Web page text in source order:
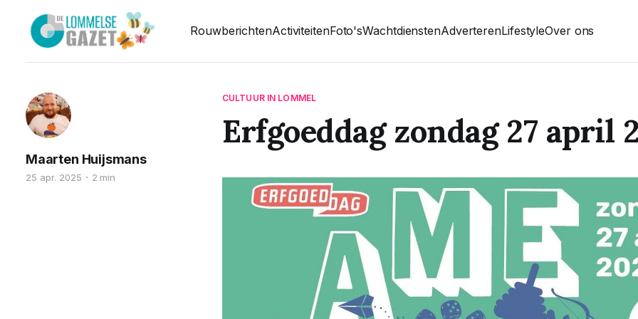
RouwberichtenActiviteitenFoto'sWachtdienstenAdverterenLifestyleOver ons
CULTUUR IN LOMMEL
Erfgoeddag zondag 27 april
Maarten Huijsmans
25 apr. 2025 2 min